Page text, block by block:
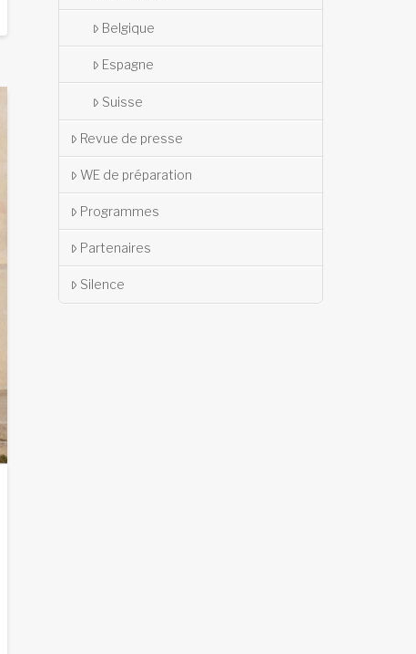
Belgique
Espagne
Suisse
Revue de presse
WE de préparation
Programmes
Partenaires
Silence